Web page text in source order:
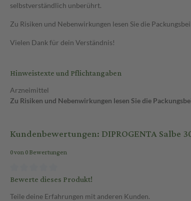
selbstverständlich unberührt.
Zu Risiken und Nebenwirkungen lesen Sie die
Vielen Dank für dein Verständnis!
Hinweistexte und Pflichtangaben
Arzneimittel
Zu Risiken und Nebenwirkungen lesen Sie die
Kundenbewertungen: DIPROGENTA Salbe
0 von 0 Bewertungen
Bewerte dieses Produkt!
Teile deine Erfahrungen mit anderen Kunden.